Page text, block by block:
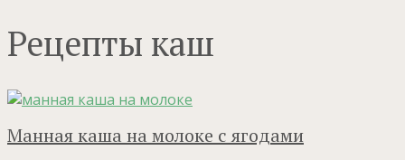
Рецепты каш
Манная каша на молоке с ягодами